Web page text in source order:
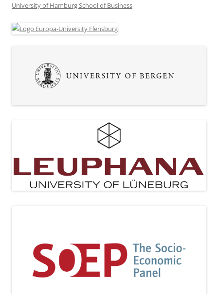
University of Hamburg School of Business